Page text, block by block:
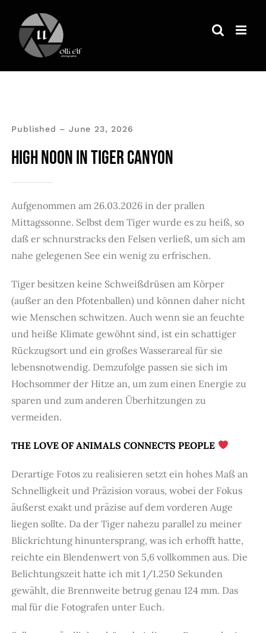
Inhalt
springen
Published – June 23, 2026
HIGH NOON IN TIGER CANYON
Aufgenommen am 26.03.2026 in der prallen
Mittagssonne. Selbst dem Tiger wurde es zu heiß, so
daß er schnurstracks den Felsen verließ, um sich am
nahe gelegenen See ein wenig zu erfrischen.
Tiger besitzen keine Schweißdrüsen am Körper
(außer an den Pfotenballen) und können daher nicht
wie Menschen schwitzen. Auch wenn sie an feuchte
und heiße Klimate gewöhnt sind, ist ein schattiger
Rückzugsort und ein großes Wasserareal für sie
lebensnotwendig. Demzufolge passen sie sich im
Hochsommer der Hitze an, um zum einen Energie zu
sparen und zum anderen Überhitzungen zu
vermeiden.
THE LOVE OF ANIMALS CONNECTS PEOPLE
Derartige Fotos zu realisieren setzt ein hohes Maß an
Schnelligkeit und Präzision voraus, wobei der Fokus
äußerst exakt und präzise auf dem vorderen Auge
liegen sollte. Da der Tiger nahezu parallel zu meiner
Blickrichtung hinuntersprang, was ich erhofft hatte,
reichte ein Blendenwert von 5,6 vollkommen aus. Die
Belichtungszeit hatte ich mit 1/1.250 Sekunden
gewählt, die Brennweite betrug genau 124 mm. Das
mal für die Fotografen unter Euch.